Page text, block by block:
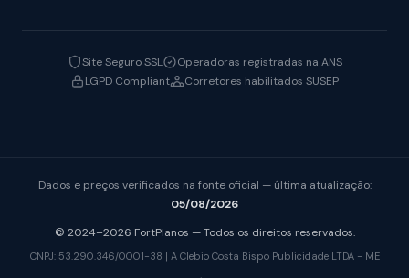
Site Seguro SSL
Operadoras registradas na ANS
LGPD Compliant
Corretores habilitados SUSEP
Dados e preços verificados na fonte oficial — última atualização:
05/08/2026
© 2024–2026 FortPlanos — Todos os direitos reservados.
CNPJ: 53.290.346/0001-38 | A Clebio Costa Bispo Publicidade LTDA - ME